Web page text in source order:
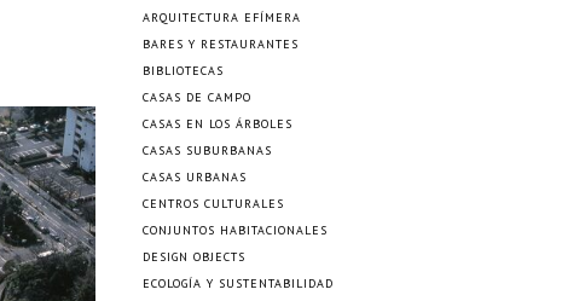
ARQUITECTURA EFÍMERA
BARES Y RESTAURANTES
BIBLIOTECAS
CASAS DE CAMPO
CASAS EN LOS ÁRBOLES
CASAS SUBURBANAS
CASAS URBANAS
CENTROS CULTURALES
CONJUNTOS HABITACIONALES
DESIGN OBJECTS
ECOLOGÍA Y SUSTENTABILIDAD